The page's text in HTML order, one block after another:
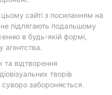
цьому сайті з посиланням на
не підлягають подальшому
в будь-якій формі,
агентства.
відтворення
творів
забороняється.